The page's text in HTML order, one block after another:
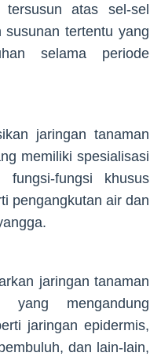
tersusun atas sel-sel
tertentu yang
selama periode
jaringan tanaman
memiliki spesialisasi
fungsi-fungsi khusus
pengangkutan air dan
jaringan tanaman
yang mengandung
jaringan epidermis,
dan lain-lain,